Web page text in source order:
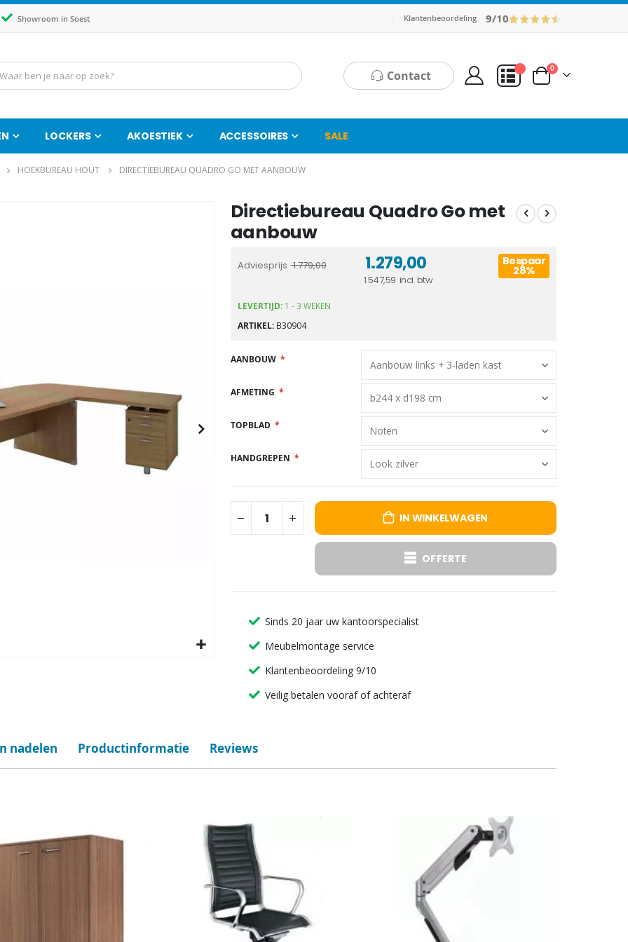
Showroom in Soest Klantenbeoordeling 9/10
Contact Cart
0producten
LOCKERS AKOESTIEK ACCESSOIRES SALE
HOEKBUREAU HOUT DIRECTIEBUREAU QUADRO GO MET AANBOUW
afbeeldingen-
gallerij
Directiebureau Quadro Go met
aanbouw
Adviesprijs 1.779,00
1.547,59
1.279,00 Bespaar
28%
LEVERTIJD: 1 - 3 WEKEN
ARTIKEL B30904
AANBOUW
AFMETING
TOPBLAD
HANDGREPEN
IN WINKELWAGEN
OFFERTE
Sinds 20 jaar uw kantoorspecialist
Meubelmontage service
Klantenbeoordeling 9/10
Veilig betalen vooraf of achteraf
nadelen Productinformatie Reviews